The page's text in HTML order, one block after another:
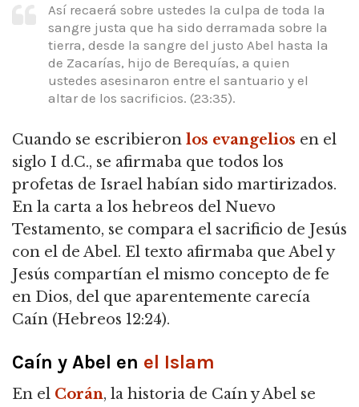
Así recaerá sobre ustedes la culpa de toda la
sangre justa que ha sido derramada sobre la
tierra, desde la sangre del justo Abel hasta la
de Zacarías, hijo de Berequías, a quien
ustedes asesinaron entre el santuario y el
altar de los sacrificios. (23:35).
Cuando se escribieron los evangelios en el
siglo I d.C., se afirmaba que todos los
profetas de Israel habían sido martirizados.
En la carta a los hebreos del Nuevo
Testamento, se compara el sacrificio de Jesús
con el de Abel. El texto afirmaba que Abel y
Jesús compartían el mismo concepto de fe
en Dios, del que aparentemente carecía
Caín (Hebreos 12:24).
Caín y Abel en el Islam
En el Corán, la historia de Caín y Abel se